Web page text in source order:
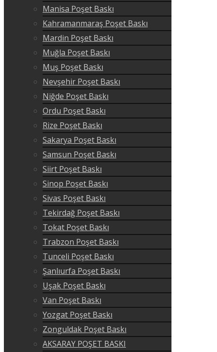
Manisa Poşet Baskı
Kahramanmaraş Poşet Baskı
Mardin Poşet Baskı
Muğla Poşet Baskı
Muş Poşet Baskı
Nevşehir Poşet Baskı
Niğde Poşet Baskı
Ordu Poşet Baskı
Rize Poşet Baskı
Sakarya Poşet Baskı
Samsun Poşet Baskı
Siirt Poşet Baskı
Sinop Poşet Baskı
Sivas Poşet Baskı
Tekirdağ Poşet Baskı
Tokat Poşet Baskı
Trabzon Poşet Baskı
Tunceli Poşet Baskı
Şanlıurfa Poşet Baskı
Uşak Poşet Baskı
Van Poşet Baskı
Yozgat Poşet Baskı
Zonguldak Poşet Baskı
AKSARAY POŞET BASKI